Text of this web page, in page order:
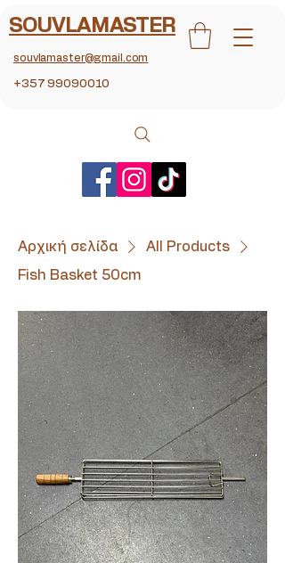
SOUVLAMASTER
souvlamaster@gmail.com
+357 99090010
Αρχική σελίδα
All Products
Fish Basket 50cm